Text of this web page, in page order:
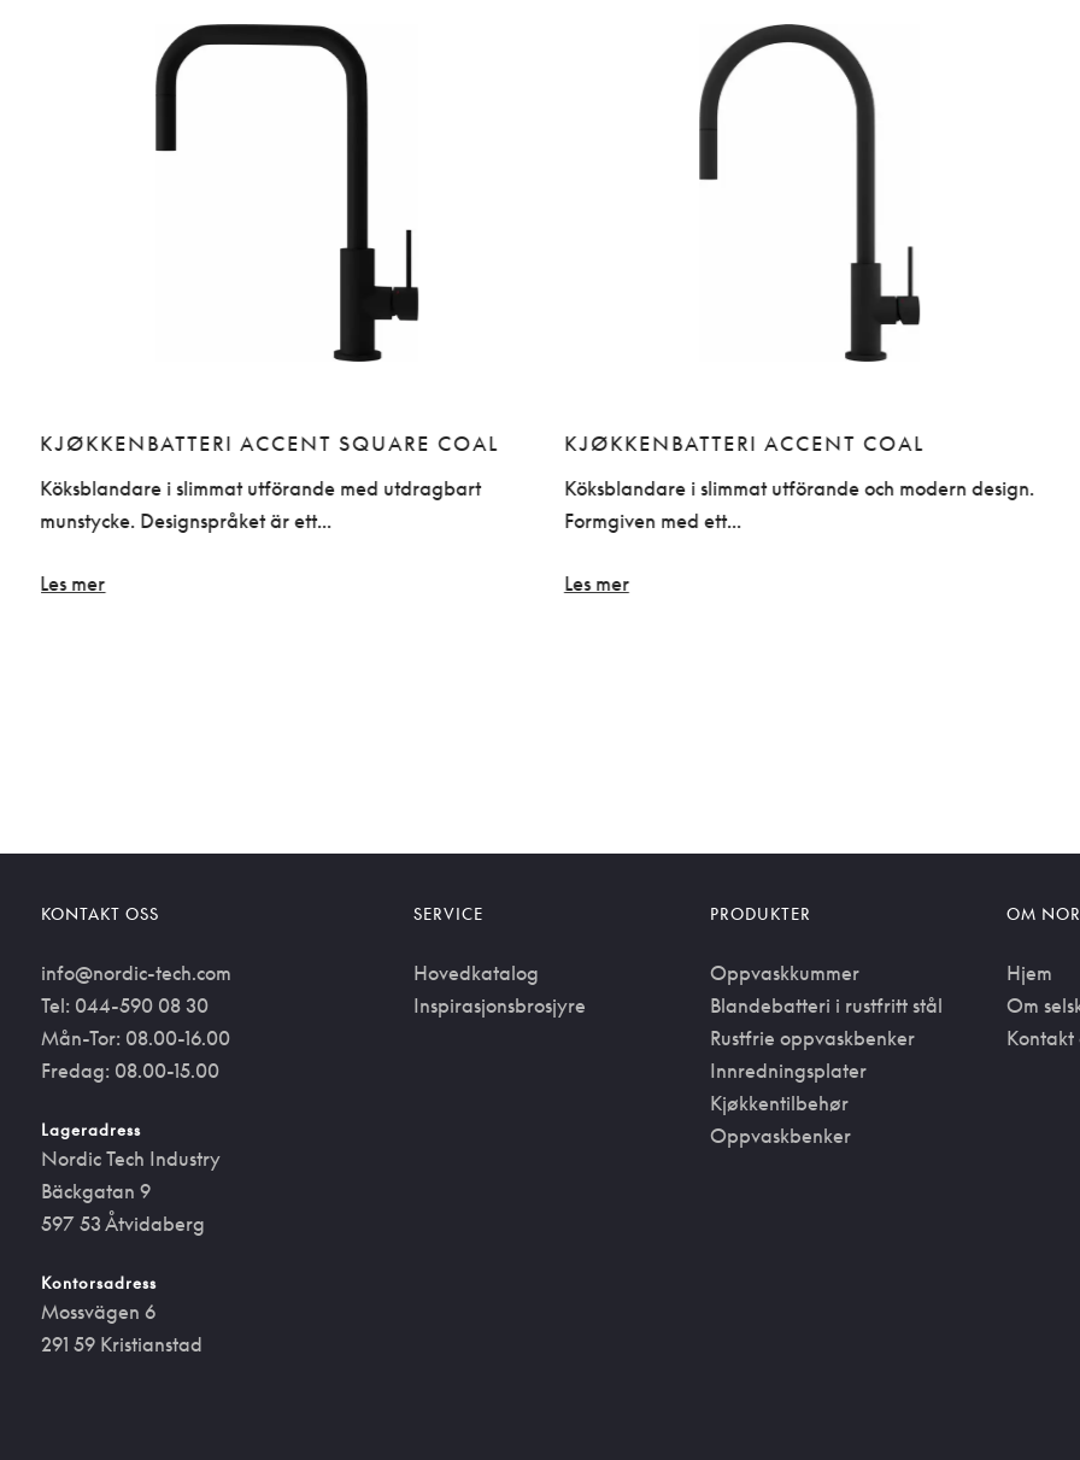
KJØKKENBATTERI ACCENT SQUARE COAL
Köksblandare i slimmat utförande med utdragbart
munstycke. Designspråket är ett...
Les mer
KJØKKENBATTERI ACCENT COAL
Köksblandare i slimmat utförande och modern design.
Formgiven med ett...
Les mer
KONTAKT OSS
info@nordic-tech.com
Tel: 044-590 08 30
Mån-Tor: 08.00-16.00
Fredag: 08.00-15.00
Lageradress
Nordic Tech Industry
Bäckgatan 9
597 53 Åtvidaberg
Kontorsadress
Mossvägen 6
291 59 Kristianstad
SERVICE
Hovedkatalog
Inspirasjonsbrosjyre
PRODUKTER
Oppvaskkummer
Blandebatteri i rustfritt stål
Rustfrie oppvaskbenker
Innredningsplater
Kjøkkentilbehør
Oppvaskbenker
OM
Hjem
Om
Kontakt